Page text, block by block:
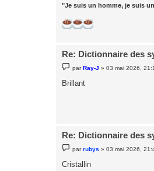
"Je suis un homme, je suis
Re: Dictionnaire des
e
s
s
parRay-J »03 mai 2026,
Brillant
Re: Dictionnaire des
e
s
s
parrubys »03 mai 2026,
Cristallin